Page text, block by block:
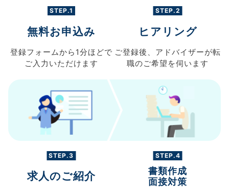
STEP.1
無料お申込み
登録フォームから 1分ほどで
ご入力 いただけます
STEP.2
ヒアリング
ご登録後、 アドバイザーが転
職のご希望を伺います
STEP.3
求人のご紹介
STEP.4
書類作成
面接対策